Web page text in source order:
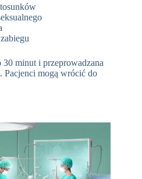
30 minut i przeprowadzana
Pacjenci mogą wrócić do